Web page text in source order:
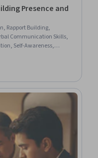
Presence and
Rapport Building,
Communication Skills,
Self-Awareness,
Presence, Adaptability